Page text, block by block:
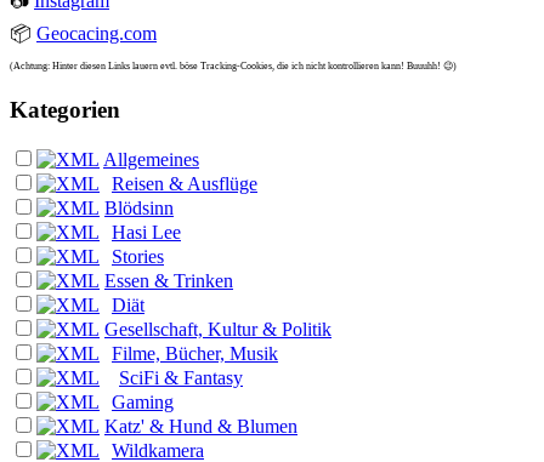
📦 Geocacing.com
(Achtung: Hinter diesen Links lauern evtl. böse Tracking-Cookies, die ich nicht kontrollieren kann! Buuuhh! 😉)
Kategorien
Allgemeines
Reisen & Ausflüge
Blödsinn
Hasi Lee
Stories
Essen & Trinken
Diät
Gesellschaft, Kultur & Politik
Filme, Bücher, Musik
SciFi & Fantasy
Gaming
Katz' & Hund & Blumen
Wildkamera